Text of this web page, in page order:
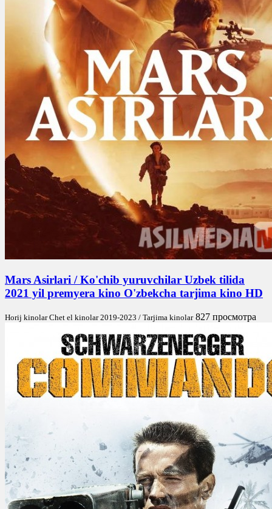
Mars Asirlari / Ko'chib yuruvchilar Uzbek tilida
2021 yil premyera kino O'zbekcha tarjima kino HD
Horij kinolar Chet el kinolar 2019-2023 / Tarjima kinolar 827 просмотра